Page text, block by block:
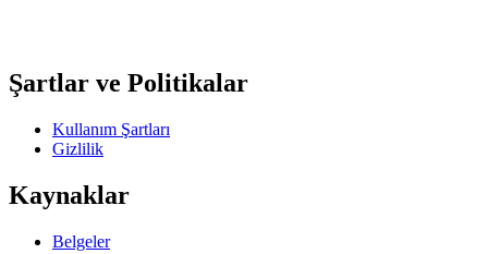
Şartlar ve Politikalar
Kullanım Şartları
Gizlilik
Kaynaklar
Belgeler